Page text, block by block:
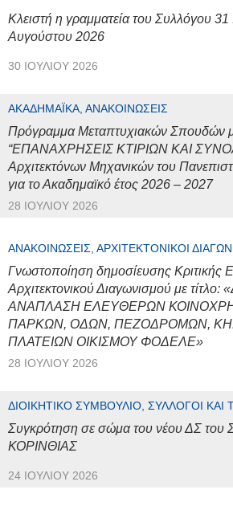
Κλειστή η γραμματεία του Συλλόγου 31
Αυγούστου 2026
30 ΙΟΥΛΊΟΥ 2026
ΑΚΑΔΗΜΑΪΚΆ, ΑΝΑΚΟΙΝΏΣΕΙΣ
Πρόγραμμα Μεταπτυχιακών Σπουδών
“ΕΠΑΝΑΧΡΗΣΕΙΣ ΚΤΙΡΙΩΝ ΚΑΙ
Αρχιτεκτόνων Μηχανικών του
για το Ακαδημαϊκό έτος 2026 – 2027
28 ΙΟΥΛΊΟΥ 2026
ΑΝΑΚΟΙΝΏΣΕΙΣ, ΑΡΧΙΤΕΚΤΟΝΙΚΟΊ
Γνωστοποίηση δημοσίευσης Κριτικής
Αρχιτεκτονικού Διαγωνισμού με
ΑΝΑΠΛΑΣΗ ΕΛΕΥΘΕΡΩΝ
ΠΑΡΚΩΝ, ΟΔΩΝ, ΠΕΖΟΔΡΟΜΩΝ,
ΠΛΑΤΕΙΩΝ ΟΙΚΙΣΜΟΥ ΦΟΔΕΛΕ»
28 ΙΟΥΛΊΟΥ 2026
ΔΙΟΙΚΗΤΙΚΌ ΣΥΜΒΟΎΛΙΟ, ΣΎΛΛΟΓΟΙ ΚΑΙ
Συγκρότηση σε σώμα του νέου ΔΣ
ΚΟΡΙΝΘΙΑΣ
24 ΙΟΥΛΊΟΥ 2026